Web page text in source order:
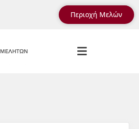
Περιοχή Μελών